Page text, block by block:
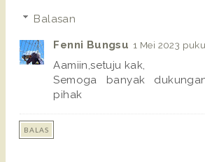
Balasan
Fenni Bungsu 1 Mei 2023
Aamiin,setuju kak,
Semoga banyak
pihak
BALAS